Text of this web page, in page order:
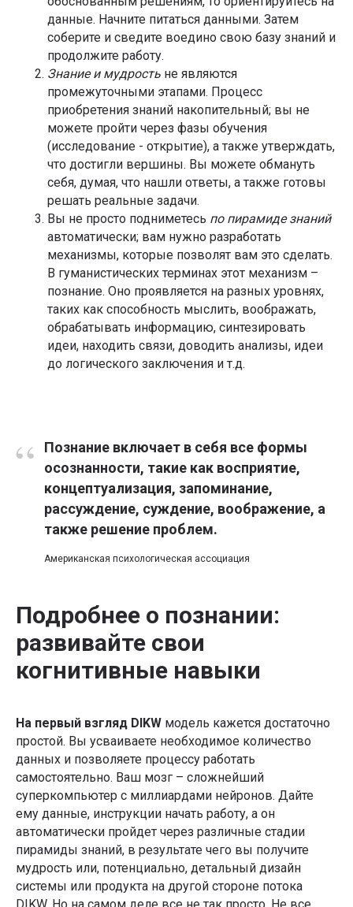
данные. Начните питаться данными. Затем
соберите и сведите воедино свою базу знаний и
продолжите работу.
Знание и мудрость не являются
промежуточными этапами. Процесс
приобретения знаний накопительный; вы не
можете пройти через фазы обучения
(исследование - открытие), а также утверждать,
что достигли вершины. Вы можете обмануть
себя, думая, что нашли ответы, а также готовы
решать реальные задачи.
Вы не просто подниметесь по пирамиде знаний
автоматически; вам нужно разработать
механизмы, которые позволят вам это сделать.
В гуманистических терминах этот механизм –
познание. Оно проявляется на разных уровнях,
таких как способность мыслить, воображать,
обрабатывать информацию, синтезировать
идеи, находить связи, доводить анализы, идеи
до логического заключения и т.д.
“
Познание включает в себя все формы
осознанности, такие как восприятие,
концептуализация, запоминание,
рассуждение, суждение, воображение, а
также решение проблем.
Американская психологическая ассоциация
Подробнее о познании:
развивайте свои
когнитивные навыки
На первый взгляд DIKW модель кажется достаточно
простой. Вы усваиваете необходимое количество
данных и позволяете процессу работать
самостоятельно. Ваш мозг – сложнейший
суперкомпьютер с миллиардами нейронов. Дайте
ему данные, инструкции начать работу, а он
автоматически пройдет через различные стадии
пирамиды знаний, в результате чего вы получите
мудрость или, потенциально, детальный дизайн
системы или продукта на другой стороне потока